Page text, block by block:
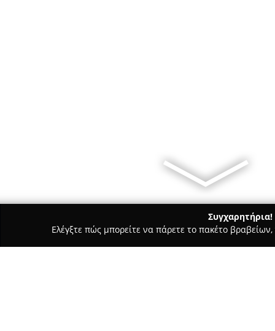
Συγχαρητήρια!
Ελέγξτε πώς μπορείτε να πάρετε το πακέτο